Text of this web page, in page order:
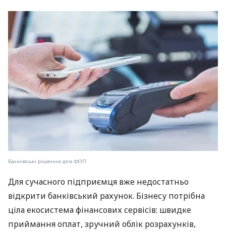
Банківські рішення для ФОП
Для сучасного підприємця вже недостатньо
відкрити банківський рахунок. Бізнесу потрібна
ціла екосистема фінансових сервісів: швидке
приймання оплат, зручний облік розрахунків,